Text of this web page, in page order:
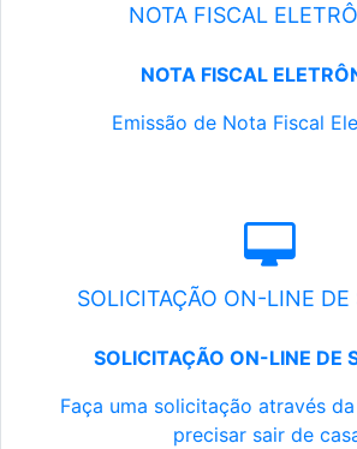
NOTA FISCAL
NOTA FISCAL
Emissão de Nota Fiscal
SOLICITAÇÃO ON-LINE DE
SOLICITAÇÃO ON-LINE DE
Faça uma solicitação através
precisar sair de